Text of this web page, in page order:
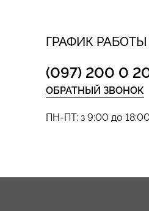
ГРАФИК РАБОТЫ
(097) 200 0
ОБРАТНЫЙ ЗВОНОК
ПН-ПТ: з 9:00 до